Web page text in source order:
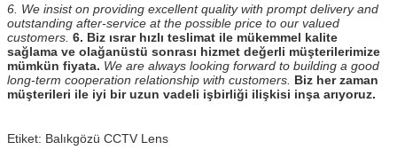
6. We insist on providing excellent quality with prompt delivery and
outstanding after-service at the possible price to our valued
customers. 6. Biz ısrar hızlı teslimat ile mükemmel kalite
sağlama ve olağanüstü sonrası hizmet değerli müşterilerimize
mümkün fiyata. We are always looking forward to building a good
long-term cooperation relationship with customers. Biz her zaman
müşterileri ile iyi bir uzun vadeli işbirliği ilişkisi inşa arıyoruz.
Etiket: Balıkgözü CCTV Lens